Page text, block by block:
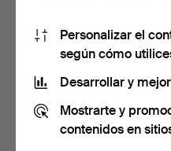
Litografía. N.º 1…
5 horas 27 min
Personalizar el
según cómo
Desarrollar y
Mostrarte y
contenidos en